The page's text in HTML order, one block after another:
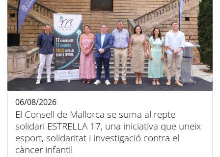
El Consell de Mallorca se suma al repte
solidari ESTRELLA 17, una iniciativa que uneix
esport, solidaritat i investigació contra el
càncer infantil
06/08/2026